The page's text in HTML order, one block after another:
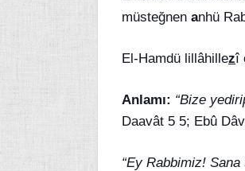
müsteğnen anhü
El-Hamdü lillâhillezî
Anlamı: “Bize
Daavât 5 5; Ebû
“Ey Rabbimiz!